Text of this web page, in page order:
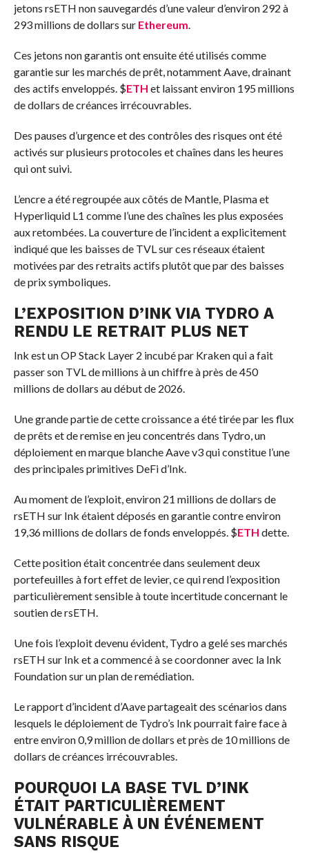
jetons rsETH non sauvegardés d’une valeur d’environ 292 à
293 millions de dollars sur Ethereum.
Ces jetons non garantis ont ensuite été utilisés comme
garantie sur les marchés de prêt, notamment Aave, drainant
des actifs enveloppés. $ETH et laissant environ 195 millions
de dollars de créances irrécouvrables.
Des pauses d’urgence et des contrôles des risques ont été
activés sur plusieurs protocoles et chaînes dans les heures
qui ont suivi.
L’encre a été regroupée aux côtés de Mantle, Plasma et
Hyperliquid L1 comme l’une des chaînes les plus exposées
aux retombées. La couverture de l’incident a explicitement
indiqué que les baisses de TVL sur ces réseaux étaient
motivées par des retraits actifs plutôt que par des baisses
de prix symboliques.
L’EXPOSITION D’INK VIA TYDRO A
RENDU LE RETRAIT PLUS NET
Ink est un OP Stack Layer 2 incubé par Kraken qui a fait
passer son TVL de millions à un chiffre à près de 450
millions de dollars au début de 2026.
Une grande partie de cette croissance a été tirée par les flux
de prêts et de remise en jeu concentrés dans Tydro, un
déploiement en marque blanche Aave v3 qui constitue l’une
des principales primitives DeFi d’Ink.
Au moment de l’exploit, environ 21 millions de dollars de
rsETH sur Ink étaient déposés en garantie contre environ
19,36 millions de dollars de fonds enveloppés. $ETH dette.
Cette position était concentrée dans seulement deux
portefeuilles à fort effet de levier, ce qui rend l’exposition
particulièrement sensible à toute incertitude concernant le
soutien de rsETH.
Une fois l’exploit devenu évident, Tydro a gelé ses marchés
rsETH sur Ink et a commencé à se coordonner avec la Ink
Foundation sur un plan de remédiation.
Le rapport d’incident d’Aave partageait des scénarios dans
lesquels le déploiement de Tydro’s Ink pourrait faire face à
entre environ 0,9 million de dollars et près de 10 millions de
dollars de créances irrécouvrables.
POURQUOI LA BASE TVL D’INK
ÉTAIT PARTICULIÈREMENT
VULNÉRABLE À UN ÉVÉNEMENT
SANS RISQUE